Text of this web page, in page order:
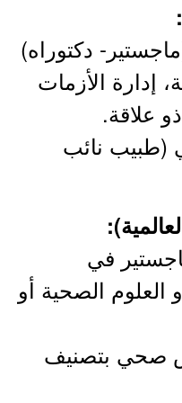
دكتوراه)
إدارة الأزمات
علاقة.
(طبيب نائب
في
الصحية أو
صحي بتصنيف